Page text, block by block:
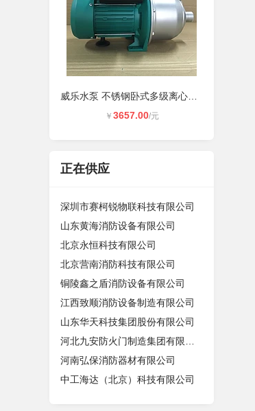
￥ 3657.00/元
正在供应
深圳市赛柯锐物联科技有限公司
山东黄海消防设备有限公司
北京永恒科技有限公司
北京营南消防科技有限公司
铜陵鑫之盾消防设备有限公司
江西致顺消防设备制造有限公司
山东华天科技集团股份有限公司
河南弘保消防器材有限公司
中工海达（北京）科技有限公司